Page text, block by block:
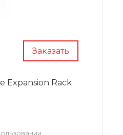
Заказать
Expansion Rack